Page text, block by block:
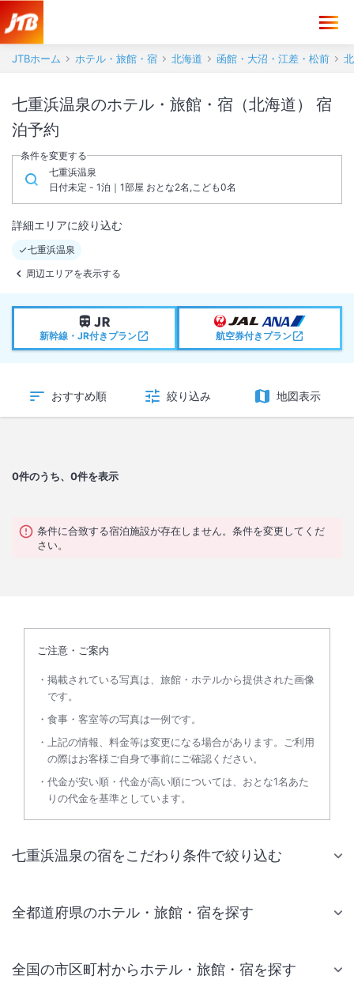
JTBホーム ホテル・旅館・宿 北海道 函館・大沼・江差・松前
七重浜温泉のホテル・旅館・宿（北海道） 宿
泊予約
条件を変更する
七重浜温泉
日付未定 - 1泊｜1部屋 おとな2名,こども0名
詳細エリアに絞り込む
七重浜温泉
周辺エリアを表示する
新幹線・JR付きプラン 航空券付きプラン
おすすめ順 絞り込み 地図表示
0件のうち、0件を表示
条件に合致する宿泊施設が存在しません。条件を変更してくだ
さい。
ご注意・ご案内
掲載されている写真は、旅館・ホテルから提供された画像
です。
食事・客室等の写真は一例です。
上記の情報、料金等は変更になる場合があります。ご利用
の際はお客様ご自身で事前にご確認ください。
代金が安い順・代金が高い順については、おとな1名あた
りの代金を基準としています。
七重浜温泉の宿をこだわり条件で絞り込む
全都道府県のホテル・旅館・宿を探す
全国の市区町村からホテル・旅館・宿を探す